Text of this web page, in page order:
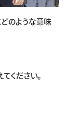
のような意味
ください。